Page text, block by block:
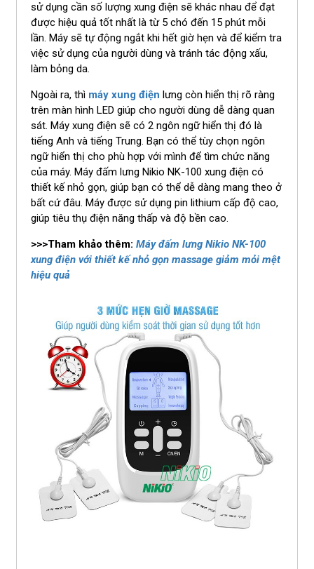
sử dụng cần số lượng xung điện sẽ khác nhau để đạt
được hiệu quả tốt nhất là từ 5 chó đến 15 phút mỗi
lần. Máy sẽ tự động ngắt khi hết giờ hẹn và để kiểm tra
việc sử dụng của người dùng và tránh tác động xấu,
làm bỏng da.
Ngoài ra, thì máy xung điện lưng còn hiển thị rõ ràng
trên màn hình LED giúp cho người dùng dễ dàng quan
sát. Máy xung điện sẽ có 2 ngôn ngữ hiển thị đó là
tiếng Anh và tiếng Trung. Bạn có thể tùy chọn ngôn
ngữ hiển thị cho phù hợp với mình để tìm chức năng
của máy. Máy đấm lưng Nikio NK-100 xung điện có
thiết kế nhỏ gọn, giúp bạn có thể dễ dàng mang theo ở
bất cứ đâu. Máy được sử dụng pin lithium cấp độ cao,
giúp tiêu thụ điện năng thấp và độ bền cao.
>>>Tham khảo thêm: Máy đấm lưng Nikio NK-100
xung điện với thiết kế nhỏ gọn massage giảm mỏi mệt
hiệu quả